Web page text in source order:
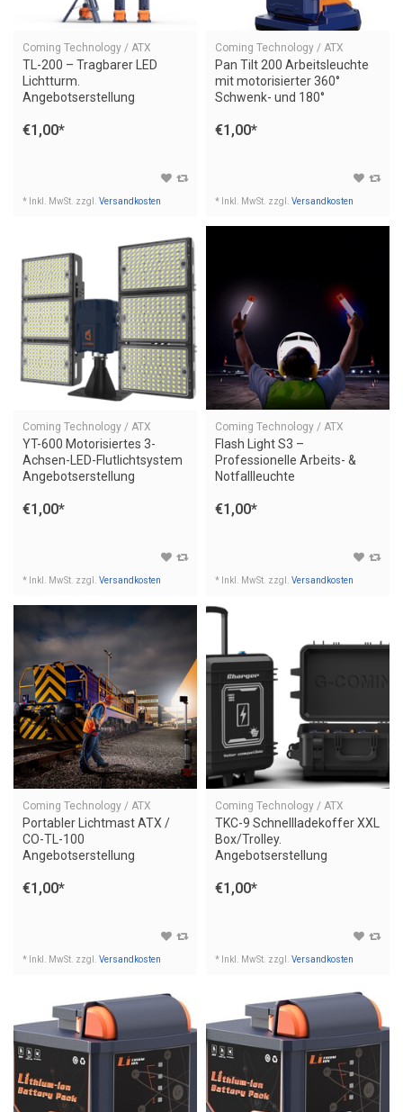
Coming Technology / ATX
TL-200 – Tragbarer LED
Lichtturm.
Angebotserstellung
€1,00*
* Inkl. MwSt. zzgl. Versandkosten
Coming Technology / ATX
Pan Tilt 200 Arbeitsleuchte
mit motorisierter 360°
Schwenk- und 180°
Angebotserstellung
€1,00*
* Inkl. MwSt. zzgl. Versandkosten
Coming Technology / ATX
YT-600 Motorisiertes 3-
Achsen-LED-Flutlichtsystem
Angebotserstellung
€1,00*
* Inkl. MwSt. zzgl. Versandkosten
Coming Technology / ATX
Flash Light S3 –
Professionelle Arbeits- &
Notfallleuchte
€1,00*
* Inkl. MwSt. zzgl. Versandkosten
Coming Technology / ATX
Portabler Lichtmast ATX /
CO-TL-100
Angebotserstellung
€1,00*
* Inkl. MwSt. zzgl. Versandkosten
Coming Technology / ATX
TKC-9 Schnellladekoffer XXL
Box/Trolley.
Angebotserstellung
€1,00*
* Inkl. MwSt. zzgl. Versandkosten